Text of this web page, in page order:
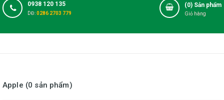
0938 120 135
DĐ:0286 2703 779
(0) Sản phẩm
Giỏ hàng
Apple (0 sản phẩm)